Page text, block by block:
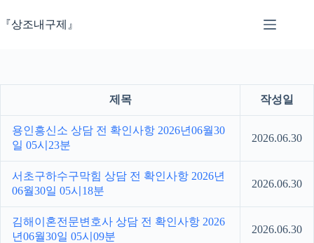
문『상조내구제』
제목 작성일
용인흥신소 상담 전 확인사항 2026년06월30
일 05시23분
2026.06.30
서초구하수구막힘 상담 전 확인사항 2026년
06월30일 05시18분
2026.06.30
김해이혼전문변호사 상담 전 확인사항 2026
년06월30일 05시09분
2026.06.30